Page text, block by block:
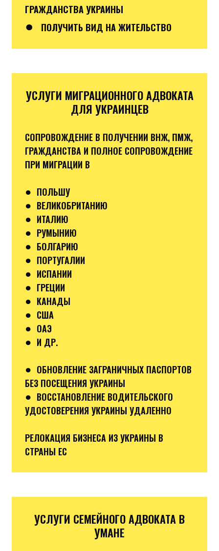
ГРАЖДАНСТВА УКРАИНЫ
● ПОЛУЧИТЬ ВИД НА ЖИТЕЛЬСТВО
УСЛУГИ МИГРАЦИОННОГО АДВОКАТА
ДЛЯ УКРАИНЦЕВ
СОПРОВОЖДЕНИЕ В ПОЛУЧЕНИИ ВНЖ, ПМЖ,
ГРАЖДАНСТВА И ПОЛНОЕ СОПРОВОЖДЕНИЕ
ПРИ МИГРАЦИИ В
● ПОЛЬШУ
● ВЕЛИКОБРИТАНИЮ
● ИТАЛИЮ
● РУМЫНИЮ
● БОЛГАРИЮ
● ПОРТУГАЛИИ
● ИСПАНИИ
● ГРЕЦИИ
● КАНАДЫ
● США
● ОАЭ
● И ДР.
● ОБНОВЛЕНИЕ ЗАГРАНИЧНЫХ ПАСПОРТОВ
БЕЗ ПОСЕЩЕНИЯ УКРАИНЫ
● ВОССТАНОВЛЕНИЕ ВОДИТЕЛЬСКОГО
УДОСТОВЕРЕНИЯ УКРАИНЫ УДАЛЕННО
РЕЛОКАЦИЯ БИЗНЕСА ИЗ УКРАИНЫ В
СТРАНЫ ЕС
УСЛУГИ СЕМЕЙНОГО АДВОКАТА В
УМАНЕ